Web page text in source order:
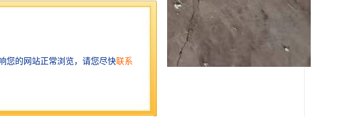
的价值，远非简单的数字所能概括。